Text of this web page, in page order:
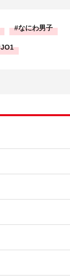
なにわ男子
JO1